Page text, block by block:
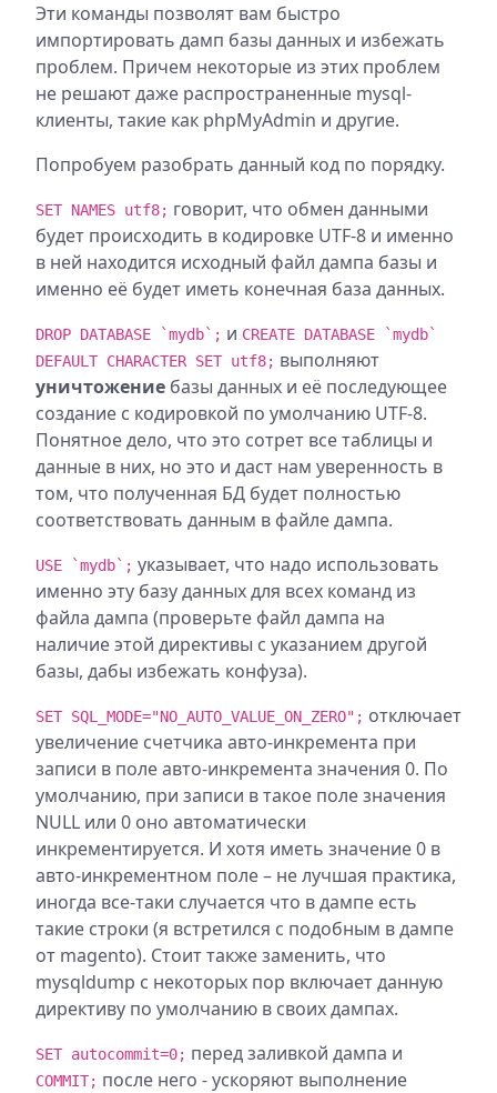
Эти команды позволят вам быстро
импортировать дамп базы данных и избежать
проблем. Причем некоторые из этих проблем
не решают даже распространенные mysql-
клиенты, такие как phpMyAdmin и другие.
Попробуем разобрать данный код по порядку.
SET NAMES utf8; говорит, что обмен данными
будет происходить в кодировке UTF-8 и именно
в ней находится исходный файл дампа базы и
именно её будет иметь конечная база данных.
DROP DATABASE `mydb`; и CREATE DATABASE `mydb`
DEFAULT CHARACTER SET utf8; выполняют
уничтожение базы данных и её последующее
создание с кодировкой по умолчанию UTF-8.
Понятное дело, что это сотрет все таблицы и
данные в них, но это и даст нам уверенность в
том, что полученная БД будет полностью
соответствовать данным в файле дампа.
USE `mydb`; указывает, что надо использовать
именно эту базу данных для всех команд из
файла дампа (проверьте файл дампа на
наличие этой директивы с указанием другой
базы, дабы избежать конфуза).
SET SQL_MODE="NO_AUTO_VALUE_ON_ZERO"; отключает
увеличение счетчика авто-инкремента при
записи в поле авто-инкремента значения 0. По
умолчанию, при записи в такое поле значения
NULL или 0 оно автоматически
инкрементируется. И хотя иметь значение 0 в
авто-инкрементном поле – не лучшая практика,
иногда все-таки случается что в дампе есть
такие строки (я встретился с подобным в дампе
от magento). Стоит также заменить, что
mysqldump с некоторых пор включает данную
директиву по умолчанию в своих дампах.
SET autocommit=0; перед заливкой дампа и
COMMIT; после него - ускоряют выполнение